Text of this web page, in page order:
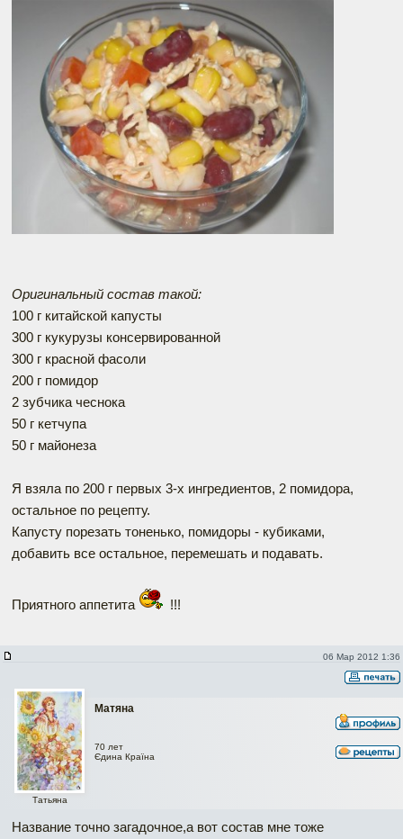
Оригинальный состав такой:
100 г китайской капусты
300 г кукурузы консервированной
300 г красной фасоли
200 г помидор
2 зубчика чеснока
50 г кетчупа
50 г майонеза
Я взяла по 200 г первых 3-х ингредиентов, 2 помидора,
остальное по рецепту.
Капусту порезать тоненько, помидоры - кубиками,
добавить все остальное, перемешать и подавать.
Приятного аппетита !!!
06 Мар 2012 1:36
Матяна
Татьяна
70 лет
Єдина Країна
Название точно загадочное,а вот состав мне тоже